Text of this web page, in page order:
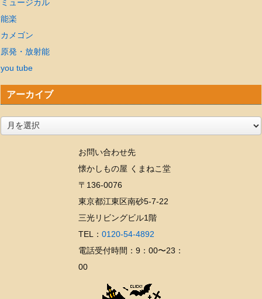
ミュージカル
能楽
カメゴン
原発・放射能
you tube
アーカイブ
お問い合わせ先
懐かしもの屋 くまねこ堂
〒136-0076
東京都江東区南砂5-7-22
三光リビングビル1階
TEL： 0120-54-4892
電話受付時間：9：00〜23：
00